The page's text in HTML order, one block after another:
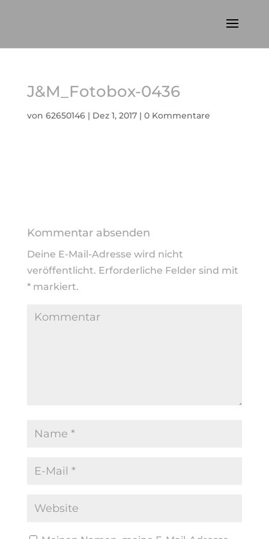
J&M_Fotobox-0436
von 62650146| Dez 1, 2017| 0 Kommentare
Kommentar absenden
Deine E-Mail-Adresse wird nicht
veröffentlicht. Erforderliche Felder sind mit
*markiert.